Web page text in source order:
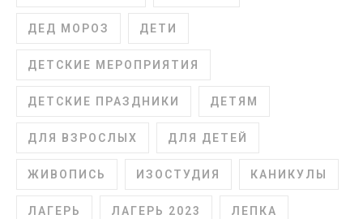
ДЕД МОРОЗ ДЕТИ
ДЕТСКИЕ МЕРОПРИЯТИЯ
ДЕТСКИЕ ПРАЗДНИКИ ДЕТЯМ
ДЛЯ ВЗРОСЛЫХ ДЛЯ ДЕТЕЙ
ЖИВОПИСЬ ИЗОСТУДИЯ КАНИКУЛЫ
ЛАГЕРЬ ЛАГЕРЬ 2023 ЛЕПКА